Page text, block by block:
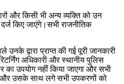
और किसी भी अन्य व्यक्ति को उन
किए जाएंगे।सभी राजनीतिक
द्वारा प्राप्त की गई पूरी जानकारी
अधिकारी और स्थानीय पुलिस
का उपयोग नहीं किया जाएगा और सभी
और उसके साथ लगे सभी उपकरणों को